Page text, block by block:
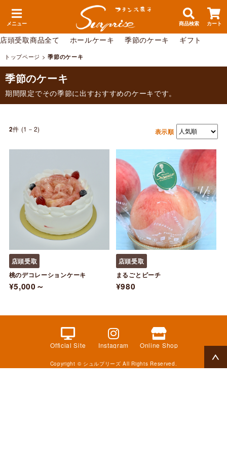
メニュー 商品検索 カート
店頭受取商品全て ホールケーキ 季節のケーキ ギフト
トップページ >季節のケーキ
季節のケーキ
期間限定でその季節に出すおすすめのケーキです。
2件 (1－2) 表示順
店頭受取
桃のデコレーションケーキ
¥5,000～
店頭受取
まるごとピーチ
¥980
Official Site Instagram Online Shop
Copyright © シュルプリーズ All Rights Reserved.